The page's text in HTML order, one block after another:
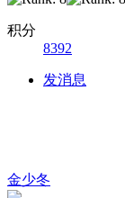
积分
8392
发消息
金少冬